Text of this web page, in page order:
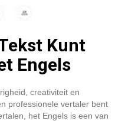
Kunt
Engels
creativiteit en
professionele vertaler bent
het Engels is een van